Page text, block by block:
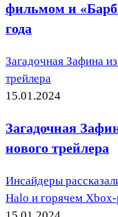
фильмом и
года
Загадочная Зафина
трейлера
15.01.2024
Загадочная
нового трейлера
Инсайдеры
Halo и горячем Xbox-